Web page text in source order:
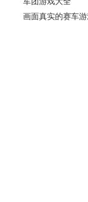
画面真实的赛车